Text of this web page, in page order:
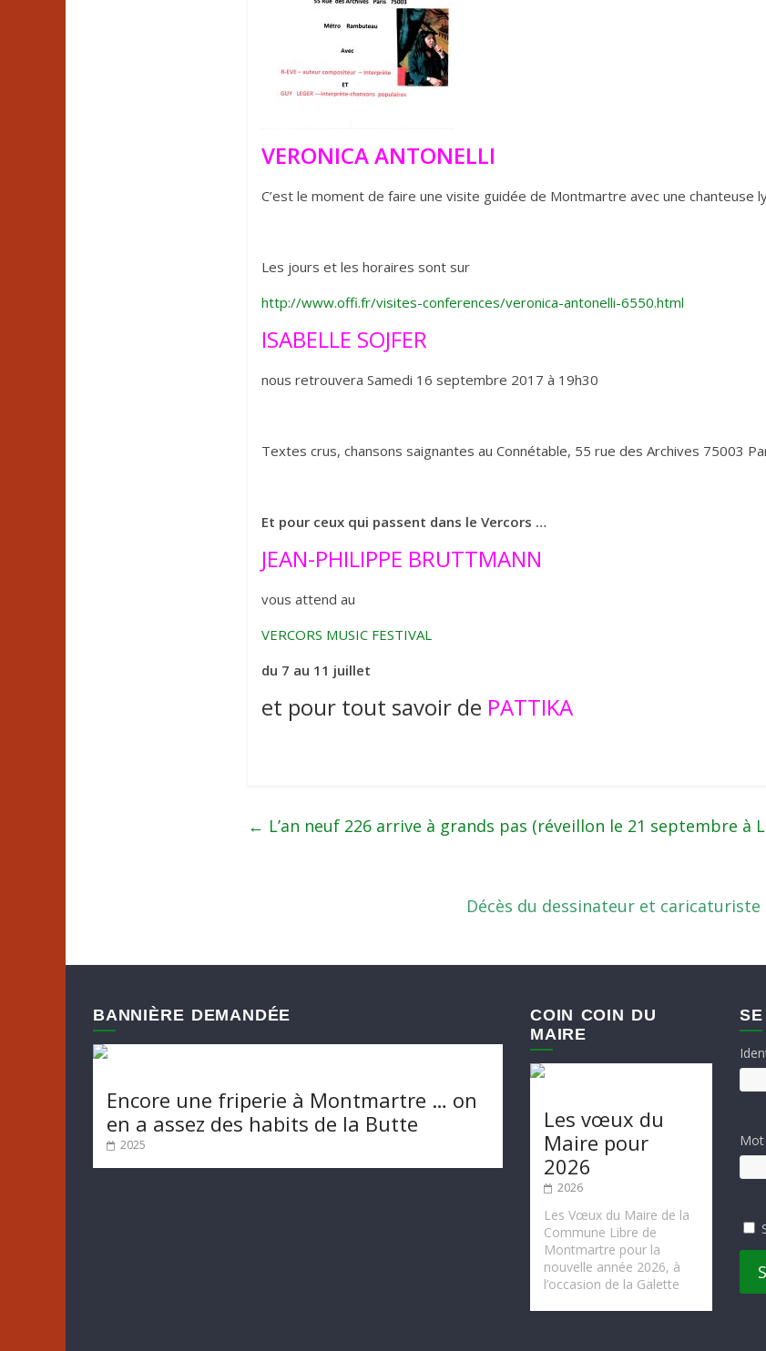
VERONICA ANTONELLI
C’est le moment de faire une visite guidée de Montmartre avec une chanteuse
Les jours et les horaires sont sur
http://www.offi.fr/visites-conferences/veronica-antonelli-6550.html
ISABELLE SOJFER
nous retrouvera Samedi 16 septembre 2017 à 19h30
Textes crus, chansons saignantes au Connétable, 55 rue des Archives 75003
Et pour ceux qui passent dans le Vercors …
JEAN-PHILIPPE BRUTTMANN
vous attend au
VERCORS MUSIC FESTIVAL
du 7 au 11 juillet
et pour tout savoir de PATTIKA
← L’an neuf 226 arrive à grands pas (réveillon le 21 septembre à
Décès du dessinateur et
BANNIÈRE DEMANDÉE
Encore une friperie à Montmartre … on
en a assez des habits de la Butte
2025
COIN COIN DU
MAIRE
Les vœux du
Maire pour
2026
2026
Les Vœux du Maire de la
Commune Libre de
Montmartre pour la
nouvelle année 2026, à
l’occasion de la Galette
Mot